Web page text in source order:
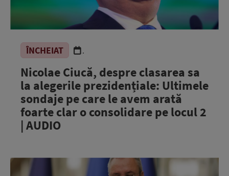
ÎNCHEIAT .
Nicolae Ciucă, despre clasarea sa
la alegerile prezidențiale: Ultimele
sondaje pe care le avem arată
foarte clar o consolidare pe locul 2
| AUDIO